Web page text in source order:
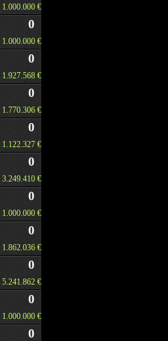
1.000.000 €
0
1.000.000 €
0
1.927.568 €
0
1.770.306 €
0
1.122.327 €
0
3.249.410 €
0
1.000.000 €
0
1.862.036 €
0
5.241.862 €
0
1.000.000 €
0